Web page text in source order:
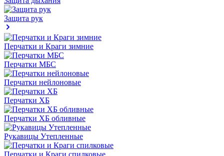
Защита рук
Перчатки и Краги зимние
Перчатки МБС
Перчатки нейлоновые
Перчатки ХБ
Перчатки ХБ обливные
Рукавицы Утепленные
Перчатки и Краги спилковые